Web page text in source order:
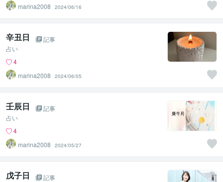
marina2008
2024/06/16
辛丑日
記事
占い
4
marina2008
2024/06/05
壬辰日
記事
占い
4
marina2008
2024/05/27
戊子日
記事